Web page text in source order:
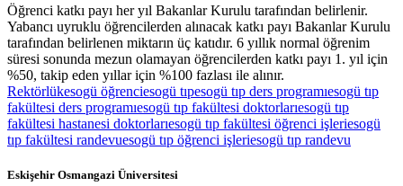
Öğrenci katkı payı her yıl Bakanlar Kurulu tarafından belirlenir.
Yabancı uyruklu öğrencilerden alınacak katkı payı Bakanlar Kurulu
tarafından belirlenen miktarın üç katıdır. 6 yıllık normal öğrenim
süresi sonunda mezun olamayan öğrencilerden katkı payı 1. yıl için
%50, takip eden yıllar için %100 fazlası ile alınır.
Rektörlükesogü öğrenciesogü tıpesogü tıp ders programıesogü tıp
fakültesi ders programıesogü tıp fakültesi doktorlarıesogü tıp
fakültesi hastanesi doktorlarıesogü tıp fakültesi öğrenci işleriesogü
tıp fakültesi randevuesogü tıp öğrenci işleriesogü tıp randevu
Eskişehir Osmangazi Üniversitesi